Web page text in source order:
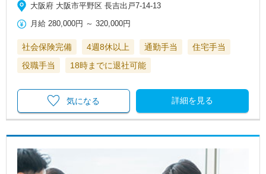
大阪府 大阪市平野区 長吉出戸7-14-13
月給 280,000円 ～320,000円
社会保険完備 4週8休以上 通勤手当
住宅手当
役職手当
18時までに退社可能
詳細を見る
気になる